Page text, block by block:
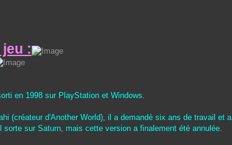
:
en 1998 sur PlayStation et Windows.
(créateur d'Another World), il a demandé six ans de travail et a
sur Saturn, mais cette version a finalement été annulée.